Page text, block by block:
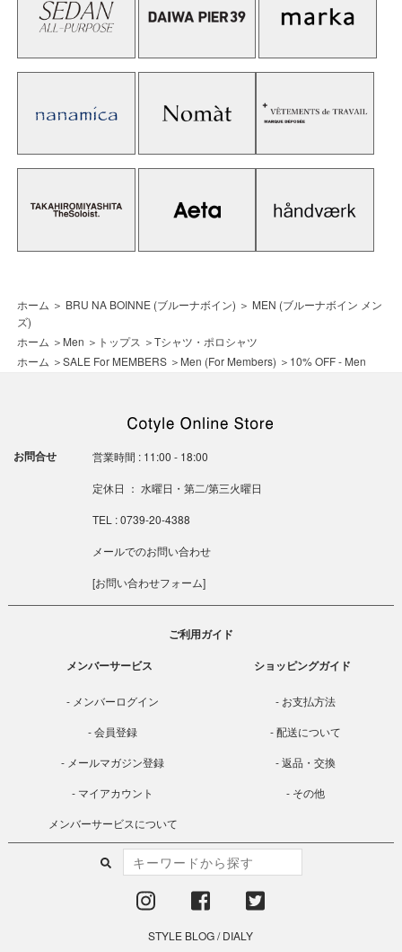
ホーム ＞ BRU NA BOINNE (ブルーナボイン) ＞ MEN (ブルーナボイン メン
ズ)
ホーム ＞ Men ＞ トップス ＞Tシャツ・ポロシャツ
ホーム ＞SALE For MEMBERS ＞ Men (For Members) ＞ 10% OFF - Men
お問合せ 営業時間 : 11:00 - 18:00
定休日 ： 水曜日・第二/第三火曜日
TEL : 0739-20-4388
メールでのお問い合わせ
[お問い合わせフォーム]
ご利用ガイド
メンバーサービス
メンバーログイン
会員登録
メールマガジン登録
マイアカウント
メンバーサービスについて
ショッピングガイド
お支払方法
配送について
返品・交換
その他
STYLE BLOG/DIALY